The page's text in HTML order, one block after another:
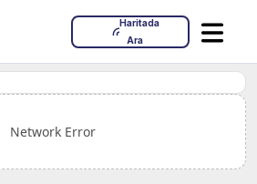
Haritada
Ara
Network Error